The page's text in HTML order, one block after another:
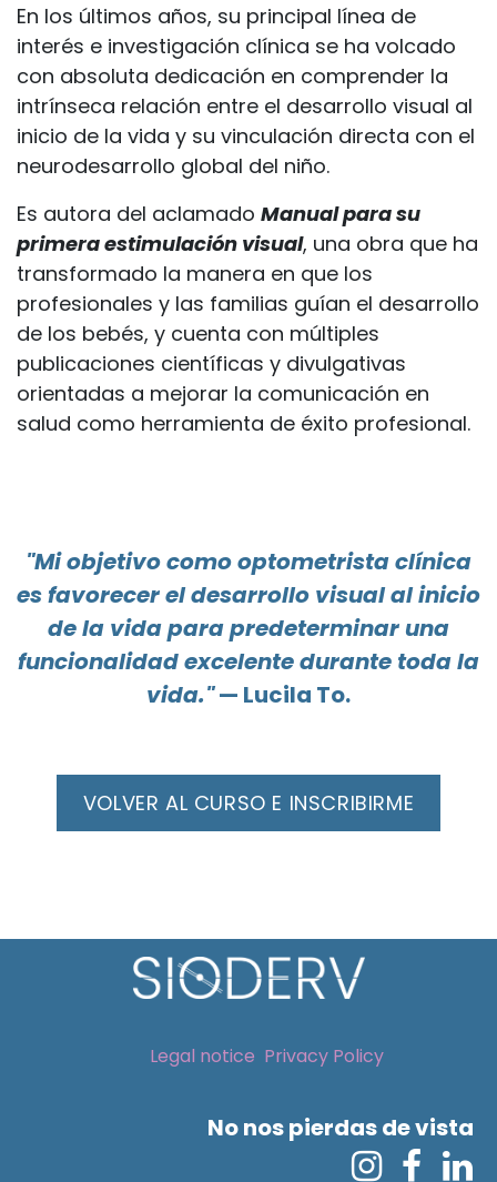
En los últimos años, su principal línea de
interés e investigación clínica se ha volcado
con absoluta dedicación en comprender la
intrínseca relación entre el desarrollo visual al
inicio de la vida y su vinculación directa con el
neurodesarrollo global del niño.
Es autora del aclamado Manual para su
primera estimulación visual, una obra que ha
transformado la manera en que los
profesionales y las familias guían el desarrollo
de los bebés, y cuenta con múltiples
publicaciones científicas y divulgativas
orientadas a mejorar la comunicación en
salud como herramienta de éxito profesional.
"Mi objetivo como optometrista clínica
es favorecer el desarrollo visual al inicio
de la vida para predeterminar una
funcionalidad excelente durante toda la
vida."— Lucila To.
VOLVER AL CURSO E INSCRIBIRME
Legal notice Privacy Policy
No nos pierdas de vista